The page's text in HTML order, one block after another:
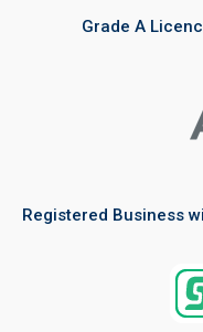
Grade A
Registered Business